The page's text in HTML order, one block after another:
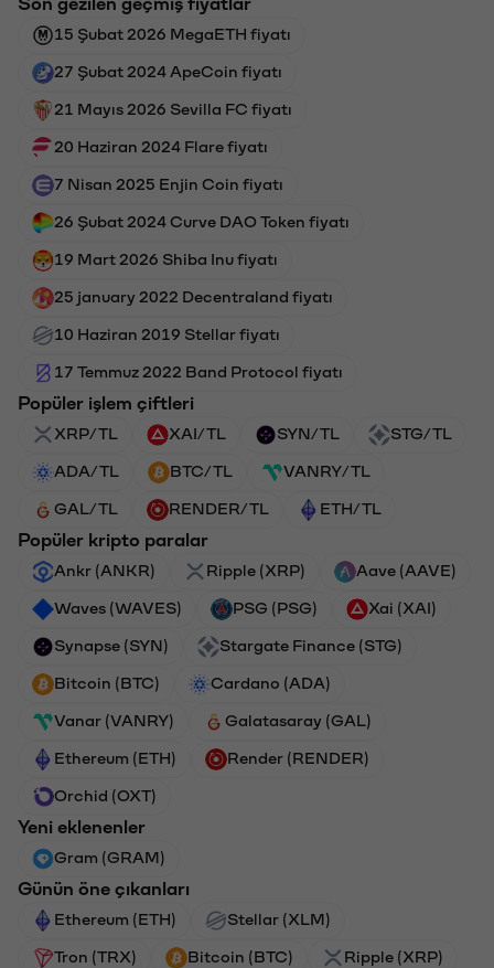
15 Şubat 2026 MegaETH fiyatı
27 Şubat 2024 ApeCoin fiyatı
21 Mayıs 2026 Sevilla FC fiyatı
20 Haziran 2024 Flare fiyatı
7 Nisan 2025 Enjin Coin fiyatı
26 Şubat 2024 Curve DAO Token fiyatı
19 Mart 2026 Shiba Inu fiyatı
25 january 2022 Decentraland fiyatı
10 Haziran 2019 Stellar fiyatı
17 Temmuz 2022 Band Protocol fiyatı
Popüler işlem çiftleri
XRP/TL XAI/TL SYN/TL STG/TL
ADA/TL BTC/TL VANRY/TL
GAL/TL RENDER/TL ETH/TL
Popüler kripto paralar
Ankr (ANKR) Ripple (XRP) Aave (AAVE)
Waves (WAVES) PSG (PSG) Xai (XAI)
Synapse (SYN) Stargate Finance (STG)
Bitcoin (BTC) Cardano (ADA)
Vanar (VANRY) Galatasaray (GAL)
Ethereum (ETH) Render (RENDER)
Orchid (OXT)
Yeni eklenenler
Gram (GRAM)
Günün öne çıkanları
Ethereum (ETH) Stellar (XLM)
Tron (TRX) Bitcoin (BTC) Ripple (XRP)